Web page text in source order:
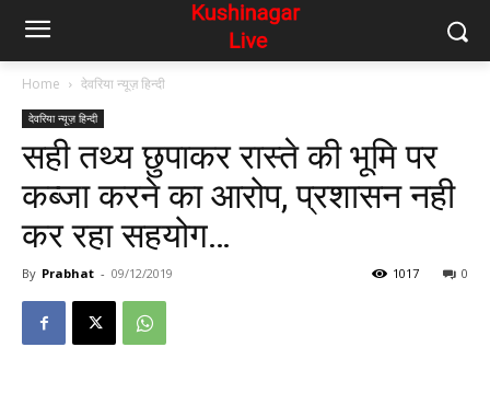
Home देवरिया न्यूज़ हिन्दी
देवरिया न्यूज़ हिन्दी
सही तथ्य छुपाकर रास्ते की भूमि पर
कब्जा करने का आरोप, प्रशासन नही
कर रहा सहयोग…
By Prabhat - 09/12/2019 0
1017